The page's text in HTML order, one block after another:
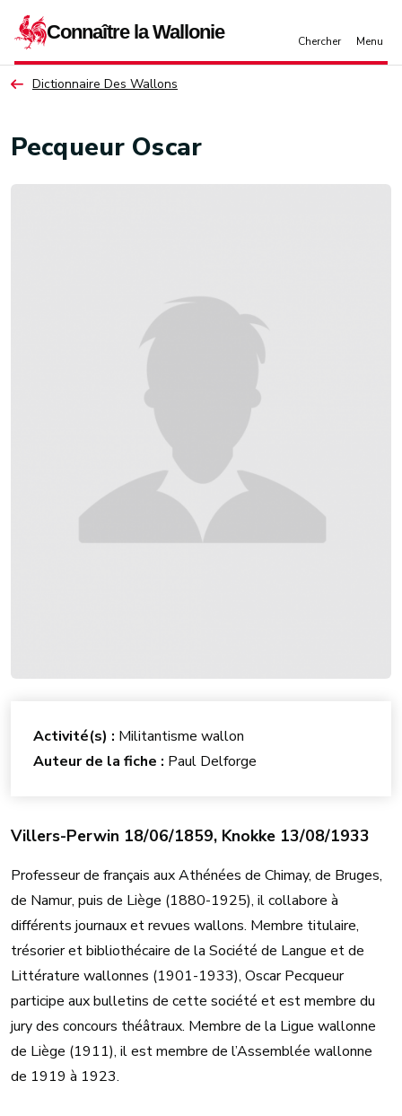
Dictionnaire Des Wallons
Pecqueur Oscar
Villers-Perwin 18/06/1859, Knokke 13/08/1933
Professeur de français aux Athénées de Chimay, de Bruges,
de Namur, puis de Liège (1880-1925), il collabore à
différents journaux et revues wallons. Membre titulaire,
trésorier et bibliothécaire de la Société de Langue et de
Littérature wallonnes (1901-1933), Oscar Pecqueur
participe aux bulletins de cette société et est membre du
jury des concours théâtraux. Membre de la Ligue wallonne
de Liège (1911), il est membre de l’Assemblée wallonne
de 1919 à 1923.
Activité(s) : Militantisme wallon
Auteur de la fiche : Paul Delforge